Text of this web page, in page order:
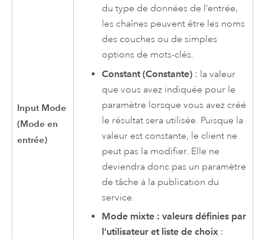
Input Mode
(Mode en
entrée)
du type de données de l’entrée,
les chaînes peuvent être les noms
des couches ou de simples
options de mots-clés.
Constant (Constante) : la valeur
que vous avez indiquée pour le
paramètre lorsque vous avez créé
le résultat sera utilisée. Puisque la
valeur est constante, le client ne
peut pas la modifier. Elle ne
deviendra donc pas un paramètre
de tâche à la publication du
service.
Mode mixte : valeurs définies par
l’utilisateur et liste de choix :